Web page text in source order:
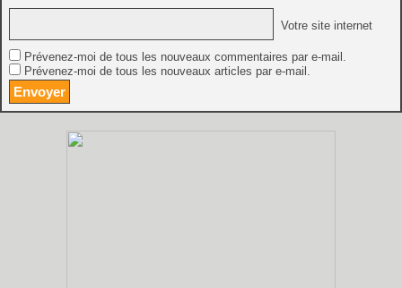
Votre site internet
Prévenez-moi de tous les nouveaux commentaires par e-mail.
Prévenez-moi de tous les nouveaux articles par e-mail.